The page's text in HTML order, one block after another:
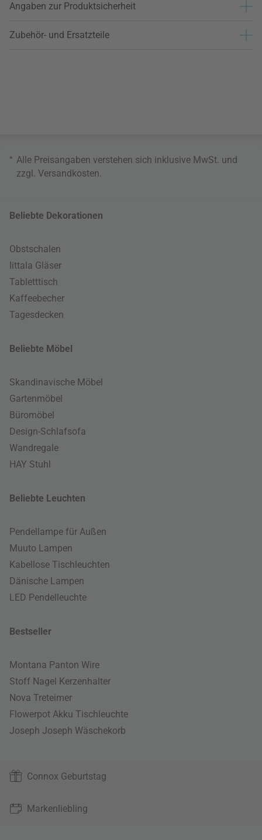
Angaben zur Produktsicherheit
Zubehör- und Ersatzteile
* Alle Preisangaben verstehen sich inklusive MwSt. und
zzgl. Versandkosten
Beliebte Dekorationen
Obstschalen
Iittala Gläser
Tabletttisch
Kaffeebecher
Tagesdecken
Beliebte Möbel
Skandinavische Möbel
Gartenmöbel
Büromöbel
Design-Schlafsofa
Wandregale
HAY Stuhl
Beliebte Leuchten
Pendellampe für Außen
Muuto Lampen
Kabellose Tischleuchten
Dänische Lampen
LED Pendelleuchte
Bestseller
Montana Panton Wire
Stoff Nagel Kerzenhalter
Nova Treteimer
Flowerpot Akku Tischleuchte
Joseph Joseph Wäschekorb
Connox Geburtstag
Markenliebling